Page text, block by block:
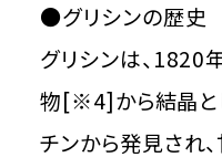
●グリシンの歴史
グリシンは、1820
物[※4]から結晶と
チンから発見され